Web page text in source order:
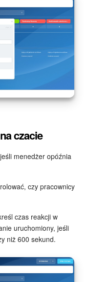
czacie
menedżer opóźnia
czy pracownicy
czas reakcji w
uruchomiony, jeśli
niż 600 sekund.